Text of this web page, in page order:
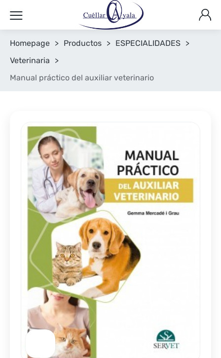
Homepage > Productos > ESPECIALIDADES >
Veterinaria
>
Manual práctico del auxiliar veterinario